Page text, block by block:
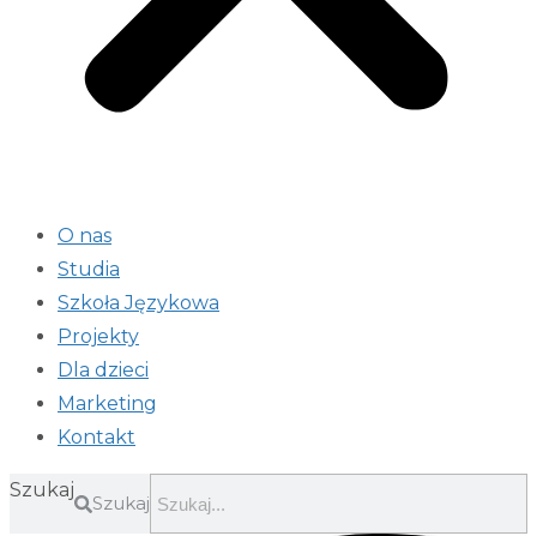
O nas
Studia
Szkoła Językowa
Projekty
Dla dzieci
Marketing
Kontakt
Szukaj
Szukaj